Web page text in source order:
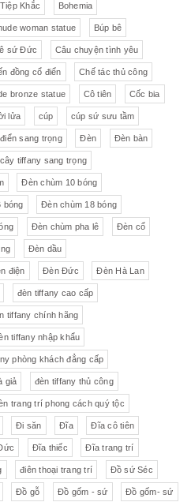
Khắc Bohemia
woman statue Búp bê
sứ Đức Câu chuyện tình yêu
đồng cổ điển Chế tác thủ công
bronze statue Cô tiên Cốc bia
lửa cúp cúp sứ sưu tầm
sang trọng Đèn Đèn bàn
tiffany sang trọng
Đèn chùm 10 bóng
bóng Đèn chùm 18 bóng
Đèn chùm pha lê Đèn cổ
Đèn dầu
điện Đèn Đức Đèn Hà Lan
đèn tiffany cao cấp
tiffany chính hãng
tiffany nhập khẩu
phòng khách đẳng cấp
giả đèn tiffany thủ công
trang trí phong cách quý tộc
Đi săn Đĩa Đĩa cô tiên
Đĩa thiếc Đĩa trang trí
điên thoại trang trí Đồ sứ Séc
Đồ gỗ Đồ gốm - sứ Đồ gốm- sứ